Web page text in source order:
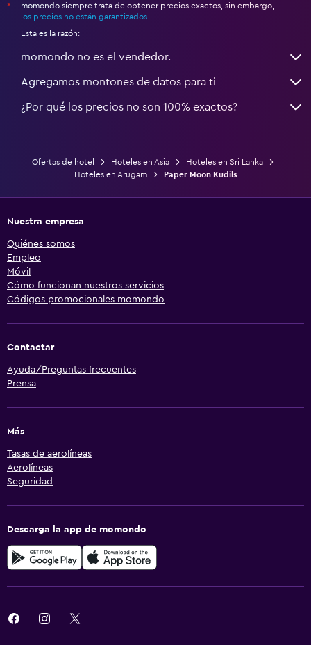
*
momondo siempre trata de obtener precios exactos, sin embargo,
los precios no están garantizados
Esta es la razón:
momondo no es el vendedor.
Agregamos montones de datos para ti
¿Por qué los precios no son 100% exactos?
Ofertas de hotel Hoteles en Asia
Hoteles en Sri Lanka
Hoteles en Arugam
Paper Moon Kudils
Nuestra empresa
Quiénes somos
Empleo
Móvil
Cómo funcionan nuestros servicios
Códigos promocionales momondo
Contactar
Ayuda/Preguntas frecuentes
Prensa
Más
Tasas de aerolíneas
Aerolíneas
Seguridad
Descarga la app de momondo